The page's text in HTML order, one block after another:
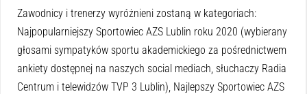
Zawodnicy i trenerzy wyróżnieni zostaną w kategoriach:
Najpopularniejszy Sportowiec AZS Lublin roku 2020 (wybierany
głosami sympatyków sportu akademickiego za pośrednictwem
ankiety dostępnej na naszych social mediach, słuchaczy Radia
Centrum i telewidzów TVP 3 Lublin), Najlepszy Sportowiec AZS